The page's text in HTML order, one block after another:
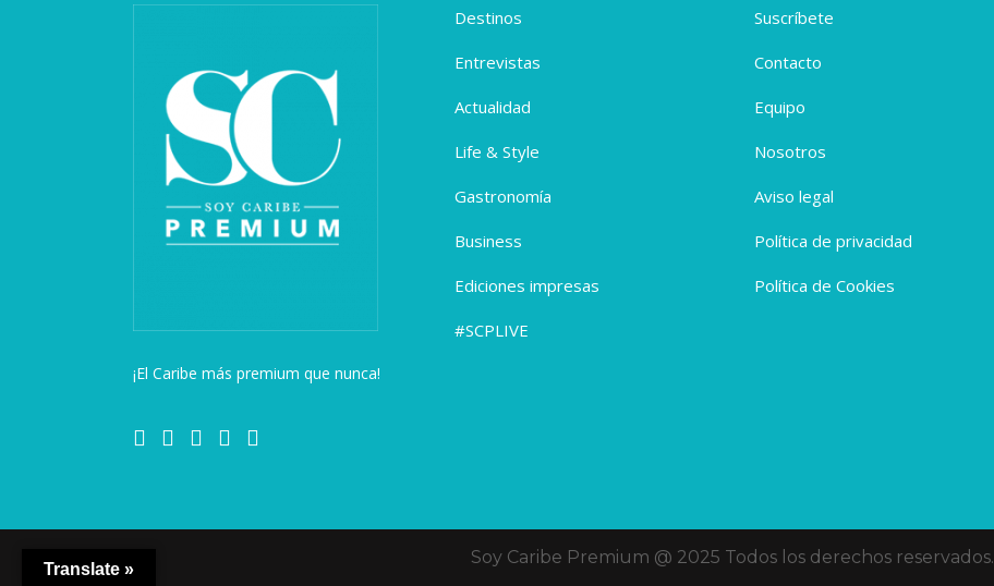
¡El Caribe más premium que nunca!
Destinos
Entrevistas
Actualidad
Life & Style
Gastronomía
Business
Ediciones impresas
#SCPLIVE
Suscríbete
Contacto
Equipo
Nosotros
Aviso legal
Política de privacidad
Política de Cookies
Soy Caribe Premium @ 2025 Todos los derechos reservados.
Translate »